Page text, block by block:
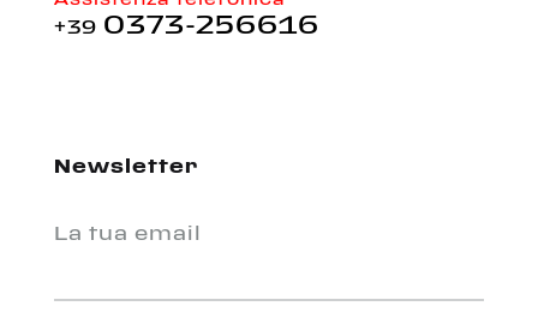
+39 0373-256616
Newsletter
La tua email